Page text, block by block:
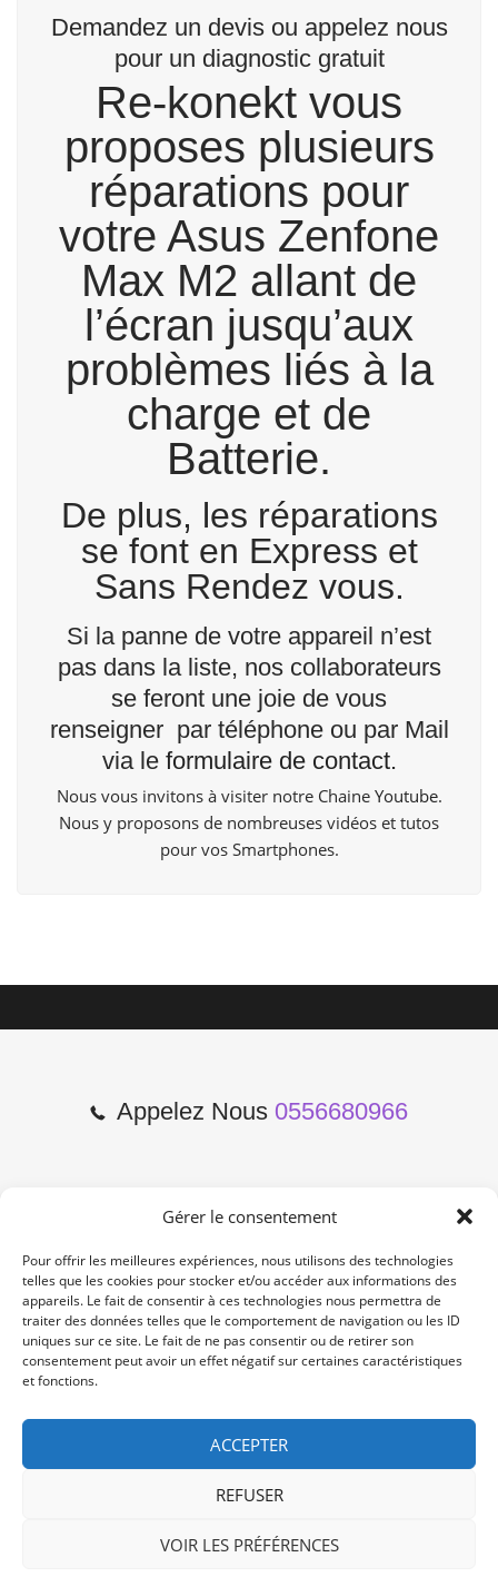
Gérer le consentement
Pour offrir les meilleures expériences, nous utilisons des technologies
telles que les cookies pour stocker et/ou accéder aux informations des
appareils. Le fait de consentir à ces technologies nous permettra de
traiter des données telles que le comportement de navigation ou les ID
uniques sur ce site. Le fait de ne pas consentir ou de retirer son
consentement peut avoir un effet négatif sur certaines caractéristiques
et fonctions.
ACCEPTER
REFUSER
VOIR LES PRÉFÉRENCES
Demandez un devis ou appelez nous
pour un diagnostic gratuit
Re-konekt vous
proposes plusieurs
réparations pour
votre Asus Zenfone
Max M2 allant de
l’écran jusqu’aux
problèmes liés à la
charge et de
Batterie.
De plus, les réparations
se font en Express et
Sans Rendez vous.
Si la panne de votre appareil n’est
pas dans la liste, nos collaborateurs
se feront une joie de vous
renseigner par téléphone ou par Mail
via le formulaire de contact.
Nous vous invitons à visiter notre Chaine Youtube.
Nous y proposons de nombreuses vidéos et tutos
pour vos Smartphones.
Appelez Nous 0556680966
2 Cours de l'Yser 33800
Bordeaux
Lun-Samedi: 10:00 -19:00
Non Stop
/ /